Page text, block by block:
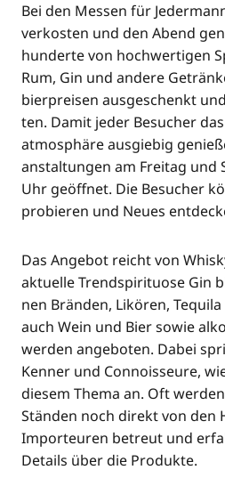
Bei den Mes­sen für
ver­kos­ten und den Abend
hun­der­te von hoch­wer­ti­gen
Rum, Gin und ande­re
bier­prei­sen aus­ge­schenkt
ten. Damit jeder Besu­cher
at­mo­sphä­re aus­gie­big
an­stal­tun­gen am Frei­tag und
Uhr geöff­net. Die Besu­cher
pro­bie­ren und Neu­es
Das Ange­bot reicht von
aktu­el­le Trend­spi­ri­tuo­se Gin
nen Brän­den, Likö­ren,
auch Wein und Bier sowie
wer­den ange­bo­ten. Dabei
Ken­ner und Con­nois­seu­re,
die­sem The­ma an. Oft
Stän­den noch direkt von den
Impor­teu­ren betreut und
Details über die Produkte.